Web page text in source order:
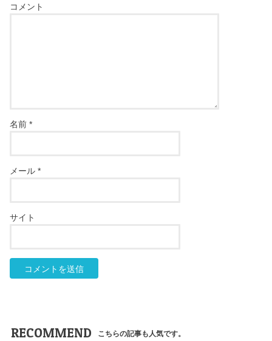
コメント
名前*
メール*
サイト
RECOMMEND こちらの記事も人気です。